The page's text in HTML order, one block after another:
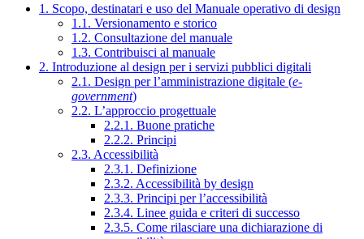
1. Scopo, destinatari e uso del Manuale operativo di design
1.1. Versionamento e storico
1.2. Consultazione del manuale
1.3. Contribuisci al manuale
2. Introduzione al design per i servizi pubblici digitali
2.1. Design per l’amministrazione digitale (e-
government)
2.2. L’approccio progettuale
2.2.1. Buone pratiche
2.2.2. Principi
2.3. Accessibilità
2.3.1. Definizione
2.3.2. Accessibilità by design
2.3.3. Principi per l’accessibilità
2.3.4. Linee guida e criteri di successo
2.3.5. Come rilasciare una dichiarazione di